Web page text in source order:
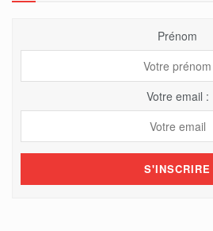
Prénom
Votre email :